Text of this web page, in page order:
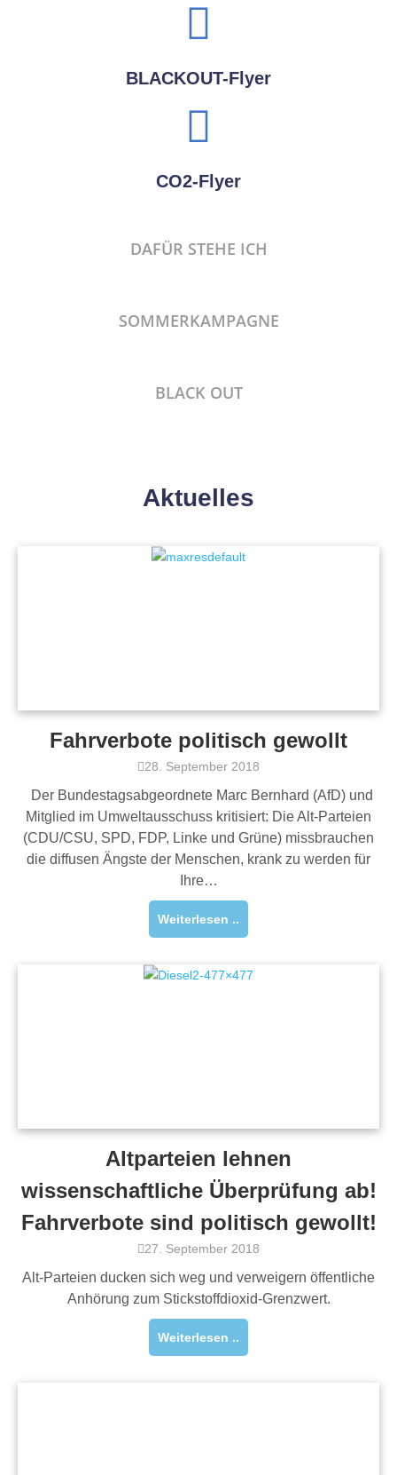
BLACKOUT-Flyer
CO2-Flyer
DAFÜR STEHE ICH
SOMMERKAMPAGNE
BLACK OUT
Aktuelles
Fahrverbote politisch gewollt
28. September 2018
Der Bundestagsabgeordnete Marc Bernhard (AfD) und
Mitglied im Umweltausschuss kritisiert: Die Alt-Parteien
(CDU/CSU, SPD, FDP, Linke und Grüne) missbrauchen
die diffusen Ängste der Menschen, krank zu werden für
Ihre…
Weiterlesen ..
Altparteien lehnen
wissenschaftliche Überprüfung ab!
Fahrverbote sind politisch gewollt!
27. September 2018
Alt-Parteien ducken sich weg und verweigern öffentliche
Anhörung zum Stickstoffdioxid-Grenzwert.
Weiterlesen ..